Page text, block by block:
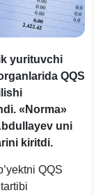
yurituvchi
QQS
« Norma»
uni
kiritdi.
QQS